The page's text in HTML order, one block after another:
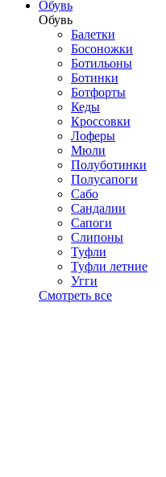
Обувь
Обувь
Балетки
Босоножки
Ботильоны
Ботинки
Ботфорты
Кеды
Кроссовки
Лоферы
Мюли
Полуботинки
Полусапоги
Сабо
Сандалии
Сапоги
Слипоны
Туфли
Туфли летние
Угги
Смотреть все